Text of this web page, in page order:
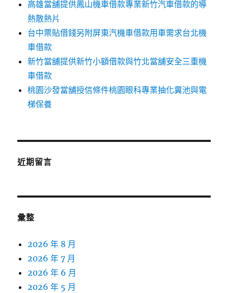
高雄當舖提供鳳山機車借款專業新竹汽車借款的導
熱散熱片
台中票貼借錢另附屏東汽機車借款用車需求台北機
車借款
新竹當舖提供新竹小額借款與竹北當舖安全三重機
車借款
桃園沙發當舖授信條件桃園眼科專業抽化糞池與電
梯保養
近期留言
彙整
2026 年 8 月
2026 年 7 月
2026 年 6 月
2026 年 5 月